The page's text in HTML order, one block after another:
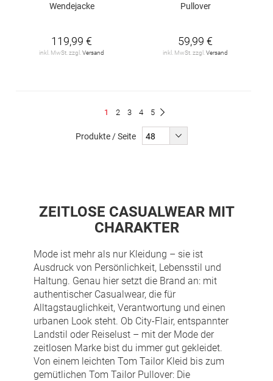
Wendejacke
119,99 €
inkl. MwSt. zzgl. Versand
Pullover
59,99 €
inkl. MwSt. zzgl. Versand
Du
1 Seite
2 Seite
3 Seite
4 Seite
5
Produkte / Seite
ZEITLOSE CASUALWEAR MIT
CHARAKTER
Mode ist mehr als nur Kleidung – sie ist
Ausdruck von Persönlichkeit, Lebensstil und
Haltung. Genau hier setzt die Brand an: mit
authentischer Casualwear, die für
Alltagstauglichkeit, Verantwortung und einen
urbanen Look steht. Ob City-Flair, entspannter
Landstil oder Reiselust – mit der Mode der
zeitlosen Marke bist du immer gut gekleidet.
Von einem leichten Tom Tailor Kleid bis zum
gemütlichen Tom Tailor Pullover: Die